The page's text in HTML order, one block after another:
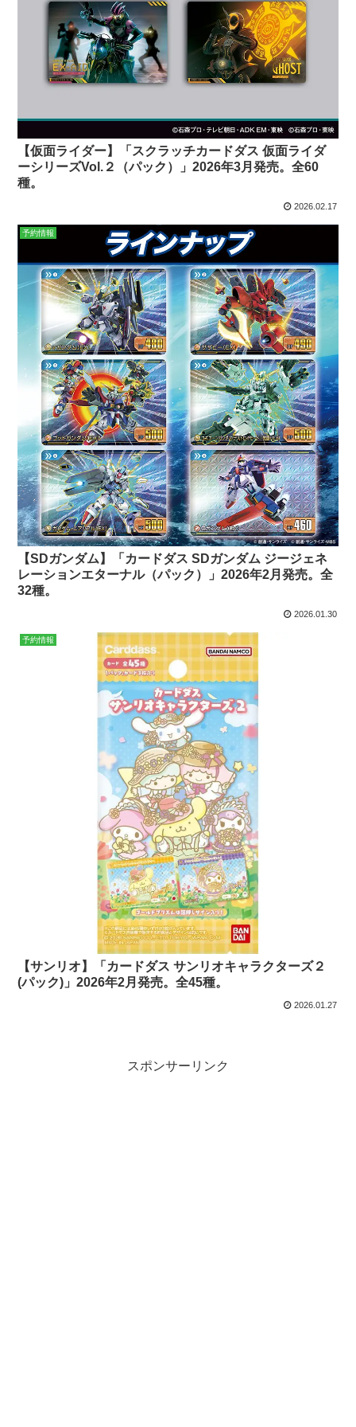
【仮面ライダー】「スクラッチカードダス 仮面ライダ
ーシリーズVol.２（パック）」2026年3月発売。全60
種。
2026.02.17
予約情報
【SDガンダム】「カードダス SDガンダム ジージェネ
レーションエターナル（パック）」2026年2月発売。全
32種。
2026.01.30
予約情報
【サンリオ】「カードダス サンリオキャラクターズ２
(パック)」2026年2月発売。全45種。
2026.01.27
スポンサーリンク